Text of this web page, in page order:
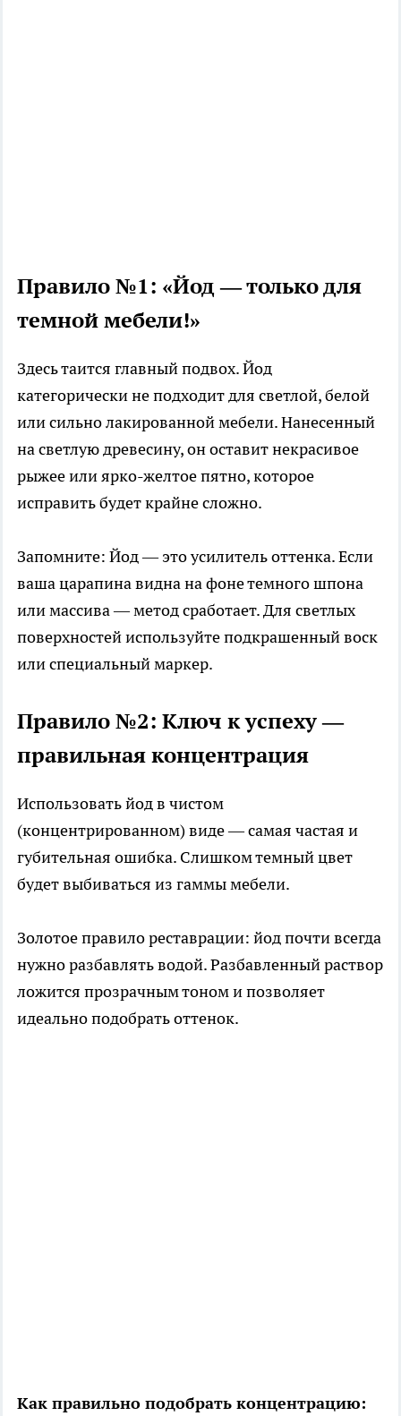
Правило №1: «Йод — только для
темной мебели!»
Здесь таится главный подвох. Йод
категорически не подходит для светлой, белой
или сильно лакированной мебели. Нанесенный
на светлую древесину, он оставит некрасивое
рыжее или ярко-желтое пятно, которое
исправить будет крайне сложно.
Запомните: Йод — это усилитель оттенка. Если
ваша царапина видна на фоне темного шпона
или массива — метод сработает. Для светлых
поверхностей используйте подкрашенный воск
или специальный маркер.
Правило №2: Ключ к успеху —
правильная концентрация
Использовать йод в чистом
(концентрированном) виде — самая частая и
губительная ошибка. Слишком темный цвет
будет выбиваться из гаммы мебели.
Золотое правило реставрации: йод почти всегда
нужно разбавлять водой. Разбавленный раствор
ложится прозрачным тоном и позволяет
идеально подобрать оттенок.
Как правильно подобрать концентрацию: